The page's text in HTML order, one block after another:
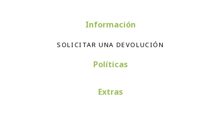
Información
SOLICITAR UNA DEVOLUCIÓN
Políticas
Extras